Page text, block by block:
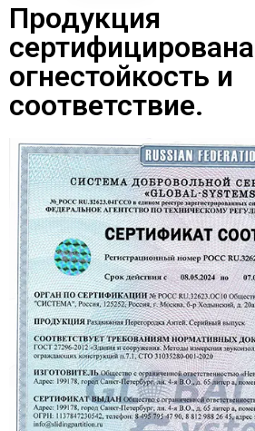
Продукция
огнестойкость и
соответствие.